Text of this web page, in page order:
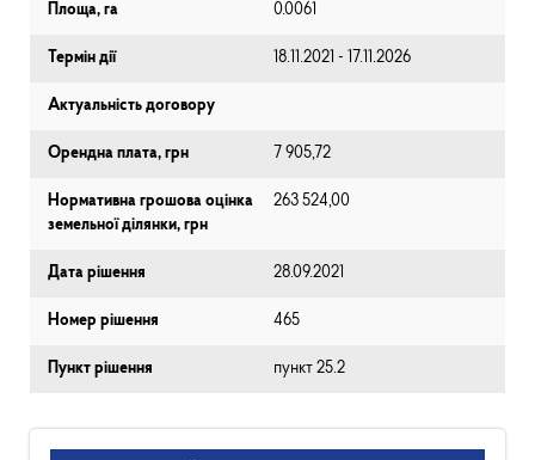
Площа, га 0.0061
Термін дії 18.11.2021 - 17.11.2026
Актуальність договору
Орендна плата, грн 7 905,72
Нормативна грошова оцінка
земельної ділянки, грн
263 524,00
Дата рішення 28.09.2021
Номер рішення 465
Пункт рішення пункт 25.2